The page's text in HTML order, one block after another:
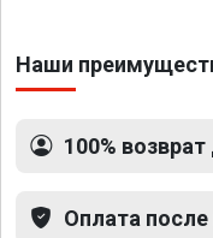
Наши
100% возврат
Оплата после